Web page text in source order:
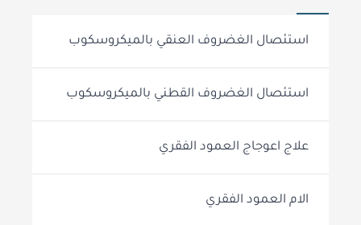
استئصال الغضروف العنقي بالميكروسكوب
استئصال الغضروف القطني بالميكروسكوب
علاج اعوجاج العمود الفقري
الام العمود الفقري